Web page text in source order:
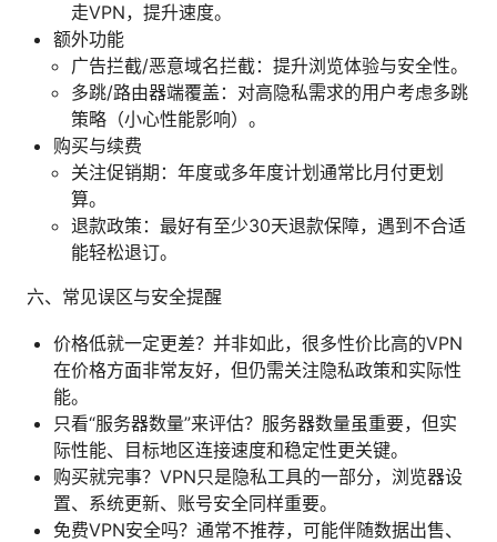
走VPN，提升速度。
额外功能
广告拦截/恶意域名拦截：提升浏览体验与安全性。
多跳/路由器端覆盖：对高隐私需求的用户考虑多跳
策略（小心性能影响）。
购买与续费
关注促销期：年度或多年度计划通常比月付更划
算。
退款政策：最好有至少30天退款保障，遇到不合适
能轻松退订。
六、常见误区与安全提醒
价格低就一定更差？并非如此，很多性价比高的VPN
在价格方面非常友好，但仍需关注隐私政策和实际性
能。
只看“服务器数量”来评估？服务器数量虽重要，但实
际性能、目标地区连接速度和稳定性更关键。
购买就完事？VPN只是隐私工具的一部分，浏览器设
置、系统更新、账号安全同样重要。
免费VPN安全吗？通常不推荐，可能伴随数据出售、